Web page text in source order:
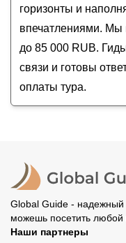
горизонты и
впечатлениями. Мы
до 85 000 RUB.
связи и готовы
оплаты тура.
Global Guide -
можешь посетить любой
Наши партнеры